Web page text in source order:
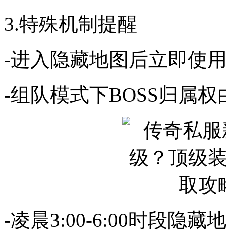
3.特殊机制提醒
-进入隐藏地图后立即使
-组队模式下BOSS归属
-凌晨3:00-6:00时段隐藏